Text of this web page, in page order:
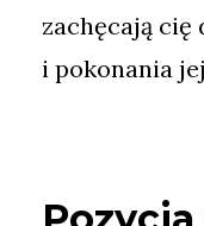
zachęcają cię
i pokonania